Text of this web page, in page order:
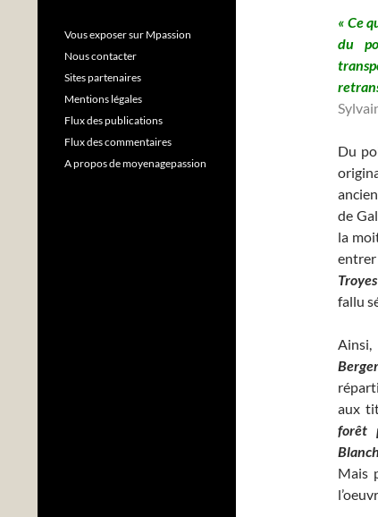
« Ce
du
Du
de
la
Troyes
fallu
aux
forêt
Mais
Vous exposer sur Mpassion
Nous contacter
Sites partenaires
Mentions légales
Flux des publications
Flux des commentaires
A propos de moyenagepassion